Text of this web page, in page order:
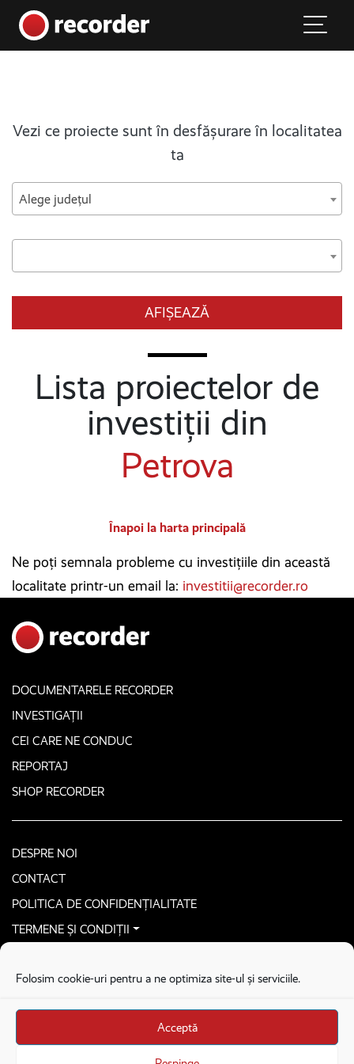
Folosim cookie-uri pentru a ne optimiza site-ul și serviciile.
Acceptă
Main Navigation
Vezi ce proiecte sunt în desfășurare în localitatea
ta
Alege județul
AFIȘEAZĂ
Lista proiectelor de
investiții din
Petrova
Înapoi la harta principală
Ne poți semnala probleme cu investițiile din această
localitate printr-un email la: investitii@recorder.ro
DOCUMENTARELE RECORDER
INVESTIGAȚII
CEI CARE NE CONDUC
REPORTAJ
SHOP RECORDER
DESPRE NOI
CONTACT
POLITICA DE CONFIDENȚIALITATE
TERMENE ȘI CONDIȚII
Stega creative
Brandul Recorder e operat de Asociația Recorder Community, sub licența SC